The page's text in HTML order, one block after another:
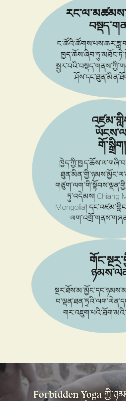
གོ་སྒྲིག།
ཏུ་འདེམས།Chiang
Mongolia།
Forbidden Yoga